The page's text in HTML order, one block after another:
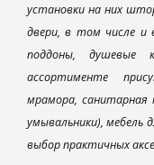
установки на них
двери, в том числе и
поддоны,
ассортименте
мрамора, санитарная
умывальники), мебель
выбор практичных